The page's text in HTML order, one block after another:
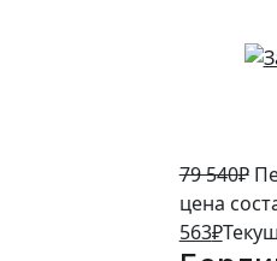
79 540₽
цена
563₽